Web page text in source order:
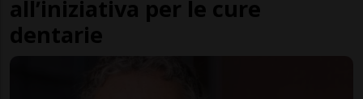
all’iniziativa per le cure
dentarie